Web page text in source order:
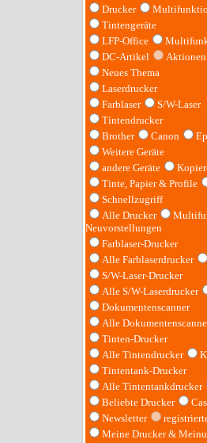
Drucker
Tintengeräte
LFP-Office
DC-Artikel
Aktionen
Neues Thema
Laserdrucker
Farblaser
S/W-Laser
Tintendrucker
Brother
Canon
Weitere Geräte
andere Geräte
Tinte, Papier & Profile
Schnellzugriff
Alle Drucker
Neuvorstellungen
Farblaser-Drucker
Alle Farblaserdrucker
S/W-Laser-Drucker
Alle S/W-Laserdrucker
Dokumentenscanner
Alle
Tinten-Drucker
Alle Tintendrucker
Tintentank-Drucker
Alle Tintentankdrucker
Beliebte Drucker
Newsletter
Meine Drucker &